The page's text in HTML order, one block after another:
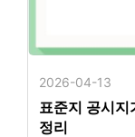
2026-04-13
표준지 공시지
정리